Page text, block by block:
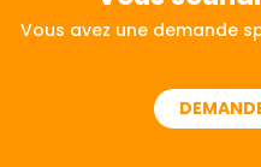
Vous avez une demande